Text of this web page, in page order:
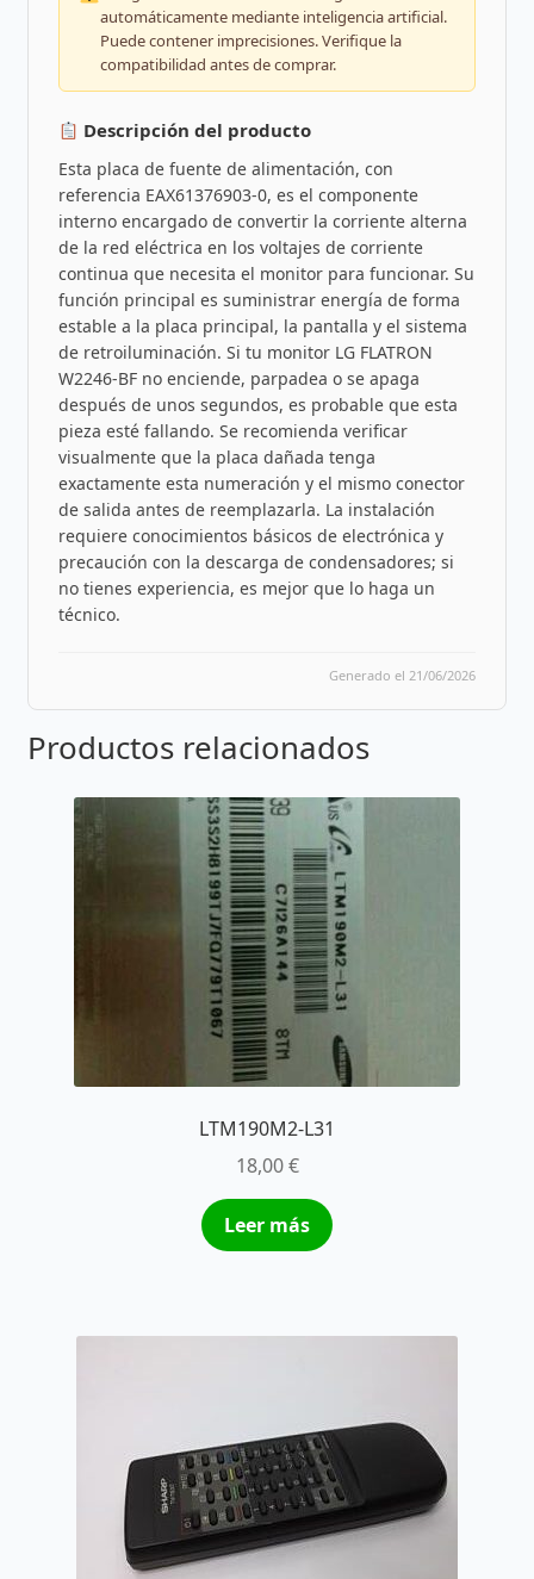
automáticamente mediante inteligencia artificial.
Puede contener imprecisiones. Verifique la
compatibilidad antes de comprar.
Descripción del producto
Esta placa de fuente de alimentación, con
referencia EAX61376903-0, es el componente
interno encargado de convertir la corriente alterna
de la red eléctrica en los voltajes de corriente
continua que necesita el monitor para funcionar. Su
función principal es suministrar energía de forma
estable a la placa principal, la pantalla y el sistema
de retroiluminación. Si tu monitor LG FLATRON
W2246-BF no enciende, parpadea o se apaga
después de unos segundos, es probable que esta
pieza esté fallando. Se recomienda verificar
visualmente que la placa dañada tenga
exactamente esta numeración y el mismo conector
de salida antes de reemplazarla. La instalación
requiere conocimientos básicos de electrónica y
precaución con la descarga de condensadores; si
no tienes experiencia, es mejor que lo haga un
técnico.
Generado el 21/06/2026
Productos relacionados
LTM190M2-L31
18,00€
Leer más